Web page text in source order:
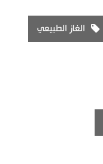
الغاز الطبيعي